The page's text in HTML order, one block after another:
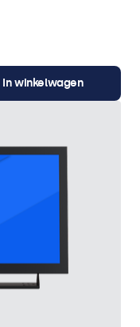
In winkelwagen